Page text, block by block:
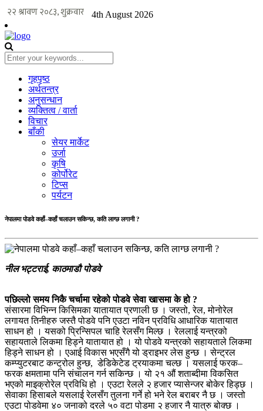
4th August 2026
गृहपृष्ठ
अर्थतन्त्र
अनुसन्धान
व्यक्तित्व / वार्ता
विचार
बाँकी
सेयर मार्केट
उर्जा
कृषि
कोर्पोरेट
टिप्स
पर्यटन
नेपालमा पोडवे कहाँ–कहाँ चलाउन सकिन्छ, कति लाग्छ लगानी ?
नील भट्टराई, काठमाडौ पोडवे
पछिल्लो समय निकै चर्चामा रहेको पोडवे सेवा खासमा के हो ?
संसारमा विभिन्न किसिमका यातायात प्रणाली छ । जस्तो, रेल, मोनोरेल
लगायत तिनीहरु जस्तै पोडवे पनि एउटा नविन प्रविधि आधारिक यातायात
साधन हो । यसको प्रिन्सिपल चाहि रेलसँग मिल्छ । रेललाई यन्त्रको
सहायताले लिकमा हिड्ने यातायात हो । यो पोडवे यन्त्रको सहायताले लिकमा
हिड्ने साधन हो । एआई विकास भएसँगै यो ड्राइभर लेस हुन्छ । सेन्ट्रल
कम्प्युटरबाट कन्ट्रोल हुन्छ, डेडिकेटेड ट्रयाकमा चल्छ । यसलाई फरक–
फरक क्षमतामा पनि संचालन गर्न सकिन्छ । यो २१ औं शताब्दीमा विकसित
भएको माइक्रोरेल प्रविधि हो । एउटा रेलले २ हजार प्यासेन्जर बोकेर हिड्छ ।
सेवाका हिसाबले यसलाई रेलसँग तुलना गर्ने हो भने रेल बराबर नै छ । जस्तो
एउटा पोडवेमा ४० जनाको दरले ५० वटा पोडमा २ हजार नै यात्रु बोक्छ ।